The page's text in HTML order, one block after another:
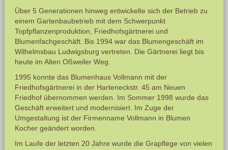
Über 5 Generationen hinweg entwickelte sich der Betrieb zu
einem Gartenbaubetrieb mit dem Schwerpunkt
Topfpflanzenproduktion, Friedhofsgärtnerei und
Blumenfachgeschäft. Bis 1994 war das Blumengeschäft im
Wilhelmsbau Ludwigsburg vertreten. Die Gärtnerei liegt bis
heute im Alten Oßweiler Weg.
1995 konnte das Blumenhaus Vollmann mit der
Friedhofsgärtnerei in der Harteneckstr. 45 am Neuen
Friedhof übernommen werden. Im Sommer 1998 wurde das
Geschäft erweitert und modernisiert. Im Zuge der
Umgestaltung ist der Firmenname Vollmann in Blumen
Kocher geändert worden.
Im Laufe der letzten 20 Jahre wurde die Grapflege von vielen